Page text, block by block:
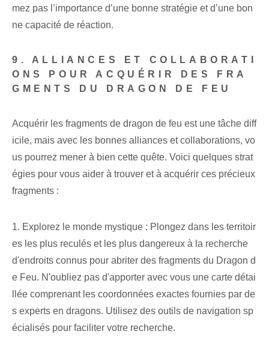
mez pas l’importance d’une bonne stratégie et d’une bon
ne capacité de réaction.
9. ALLIANCES ET COLLABORATI
ONS POUR ACQUÉRIR DES FRA
GMENTS DU DRAGON DE FEU
Acquérir les fragments de dragon de feu est une tâche diff
icile, mais avec les bonnes alliances et collaborations, vo
us pourrez mener à bien cette quête. Voici quelques strat
égies pour vous aider à trouver et à acquérir ces précieux
fragments :
1. Explorez le monde mystique : Plongez dans les territoir
es les plus reculés et les plus dangereux à la recherche
d'endroits connus pour abriter des fragments du Dragon d
e Feu. N'oubliez pas d'apporter avec vous une carte détai
llée comprenant les coordonnées exactes fournies par de
s experts en dragons. Utilisez des outils de navigation sp
écialisés pour faciliter votre recherche.